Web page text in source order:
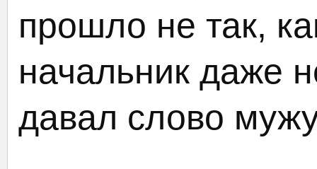
прошло не так,
начальник даже
давал слово